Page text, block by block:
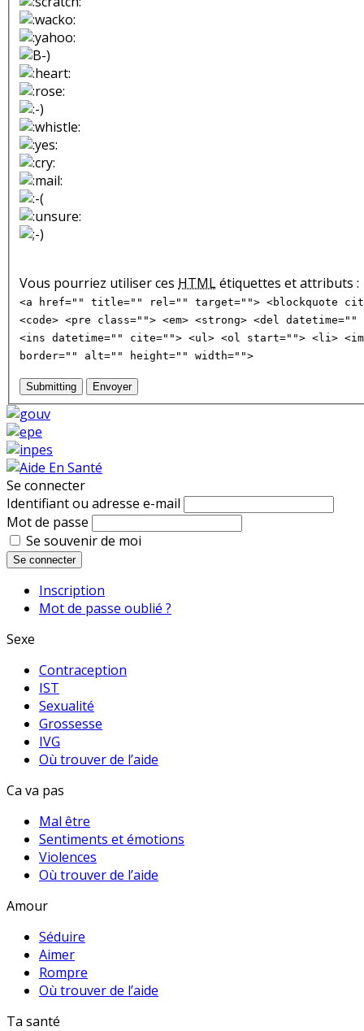
Vous pourriez utiliser ces HTMLétiquettes et attributs :
<a href="" title="" rel="" target=""> <blockquote
<code> <pre class=""> <em> <strong> <del
<ins datetime="" cite=""> <ul> <ol start=""> <li>
border="" alt="" height="" width="">
Submitting Envoyer
Se connecter
Identifiant ou adresse e-mail
Mot de passe
Se souvenir de moi
Se connecter
Inscription
Mot de passe oublié ?
Sexe
Contraception
IST
Sexualité
Grossesse
IVG
Où trouver de l’aide
Ca va pas
Mal être
Sentiments et émotions
Violences
Où trouver de l’aide
Amour
Séduire
Aimer
Rompre
Où trouver de l’aide
Ta santé